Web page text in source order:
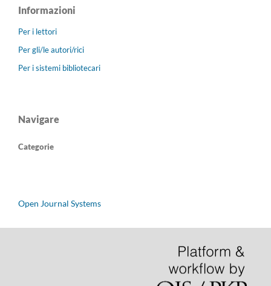
Informazioni
Per i lettori
Per gli/le autori/rici
Per i sistemi bibliotecari
Navigare
Categorie
Open Journal Systems